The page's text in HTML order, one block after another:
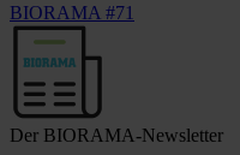
BIORAMA #71
Der BIORAMA-Newsletter